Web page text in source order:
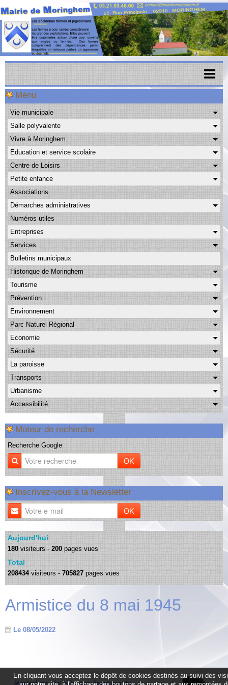
Accueil
Menu scolaire
Actualités
Agenda
CAPSO
Urbanisme
Transports
Albums
Facebook
Contact
Menu
Vie municipale
Salle polyvalente
Vivre à Moringhem
Education et service scolaire
Centre de Loisirs
Petite enfance
Associations
Démarches administratives
Numéros utiles
Entreprises
Services
Bulletins municipaux
Historique de Moringhem
Tourisme
Prévention
Environnement
Parc Naturel Régional
Economie
Sécurité
La paroisse
Transports
Urbanisme
Accessibilité
Moteur de recherche
Recherche Google
OK
Inscrivez-vous à la Newsletter
OK
Aujourd'hui
180 visiteurs - 200 pages vues
Total
208434visiteurs - 705827 pages vues
Armistice du 8 mai 1945
Le 08/05/2022
En cliquant vous acceptez le dépôt de cookies destinés au suivi des